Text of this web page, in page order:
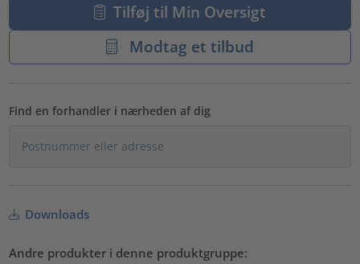
Tilføj til Min Oversigt
Modtag et tilbud
Find en forhandler i nærheden af dig
Downloads
Andre produkter i denne produktgruppe: